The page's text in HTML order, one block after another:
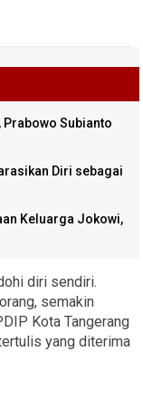
Prabowo Subianto
Diri sebagai
Keluarga Jokowi,
diri sendiri.
semakin
Kota Tangerang
yang diterima